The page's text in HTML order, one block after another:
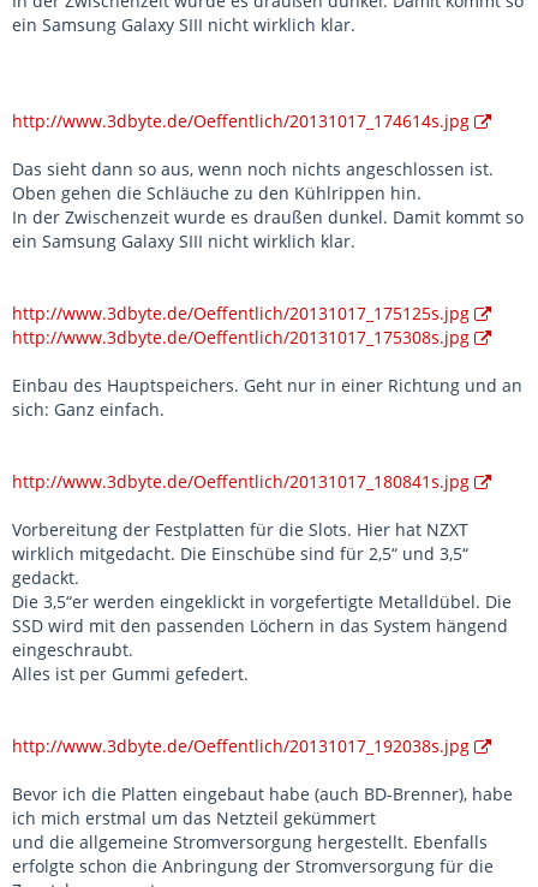
ein Samsung Galaxy SIII nicht wirklich klar.
http://www.3dbyte.de/Oeffentlich/20131017_174614s.jpg
Das sieht dann so aus, wenn noch nichts angeschlossen ist.
Oben gehen die Schläuche zu den Kühlrippen hin.
In der Zwischenzeit wurde es draußen dunkel. Damit kommt so
ein Samsung Galaxy SIII nicht wirklich klar.
http://www.3dbyte.de/Oeffentlich/20131017_175125s.jpg
http://www.3dbyte.de/Oeffentlich/20131017_175308s.jpg
Einbau des Hauptspeichers. Geht nur in einer Richtung und an
sich: Ganz einfach.
http://www.3dbyte.de/Oeffentlich/20131017_180841s.jpg
Vorbereitung der Festplatten für die Slots. Hier hat NZXT
wirklich mitgedacht. Die Einschübe sind für 2,5“ und 3,5“
gedackt.
Die 3,5“er werden eingeklickt in vorgefertigte Metalldübel. Die
SSD wird mit den passenden Löchern in das System hängend
eingeschraubt.
Alles ist per Gummi gefedert.
http://www.3dbyte.de/Oeffentlich/20131017_192038s.jpg
Bevor ich die Platten eingebaut habe (auch BD-Brenner), habe
ich mich erstmal um das Netzteil gekümmert
und die allgemeine Stromversorgung hergestellt. Ebenfalls
erfolgte schon die Anbringung der Stromversorgung für die